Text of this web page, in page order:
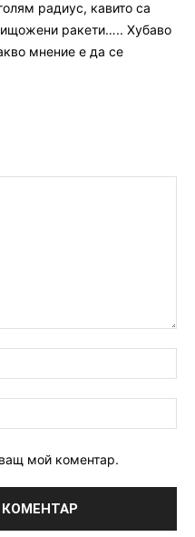
радиус, кавито са
ракети….. Хубаво
мнение е да се
мой коментар.